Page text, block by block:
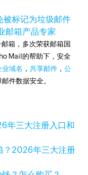
被标记为垃圾邮件
邮箱产品专家
箱，多次荣获邮箱国
Mail的帮助下，安全
域名 ，共享邮件 ，公
件数据安全。
？2026年三大注册